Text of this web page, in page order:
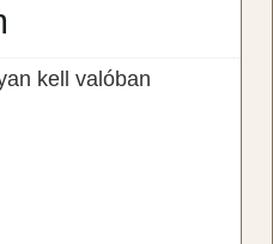
kell valóban